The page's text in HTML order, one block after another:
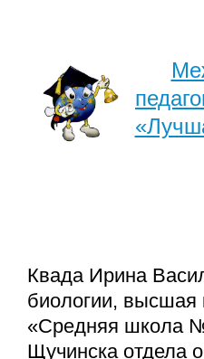
Квада Ирина
биологии, высшая
«Средняя школа
Щучинска отдела